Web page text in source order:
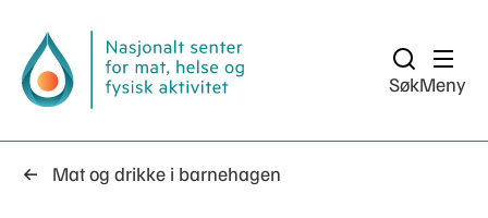
SøkMeny
Mat og drikke i barnehagen